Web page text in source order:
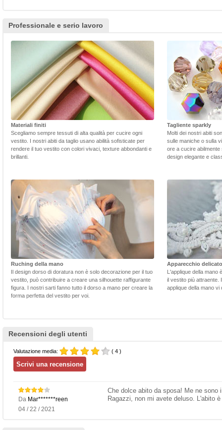
Professionale e serio lavoro
Materiali finiti
Scegliamo sempre tessuti di alta qualità per cucire ogni
vestito. I nostri abiti da taglio usano abilità sofisticate per
rendere il tuo vestito con colori vivaci, texture abbondanti e
brillanti.
Tagliente sparkly
Molti dei nostri abiti
sulle maniche o sulla
ore a cucire
design elegante e
Ruching della mano
Il design dorso di doratura non è solo decorazione per il tuo
vestito, può contribuire a creare una silhouette raffigurante
figura. I nostri sarti fanno tutto il dorso a mano per creare la
forma perfetta del vestito per voi.
Apparecchio delicato
L'applique della mano
il vestito più attraente.
applique della mano
Recensioni degli utenti
Valutazione media: ( 4 )
Da Mar*******reen
04 / 22 / 2021
Che dolce abito da sposa! Me ne sono
Ragazzi, non mi avete deluso. L'abito